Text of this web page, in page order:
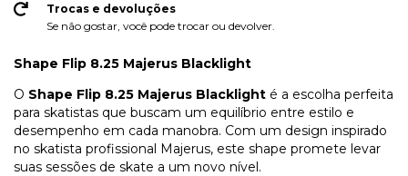
Trocas e devoluções
Se não gostar, você pode trocar ou devolver.
Shape Flip 8.25 Majerus Blacklight
O Shape Flip 8.25 Majerus Blacklight é a escolha perfeita
para skatistas que buscam um equilíbrio entre estilo e
desempenho em cada manobra. Com um design inspirado
no skatista profissional Majerus, este shape promete levar
suas sessões de skate a um novo nível.